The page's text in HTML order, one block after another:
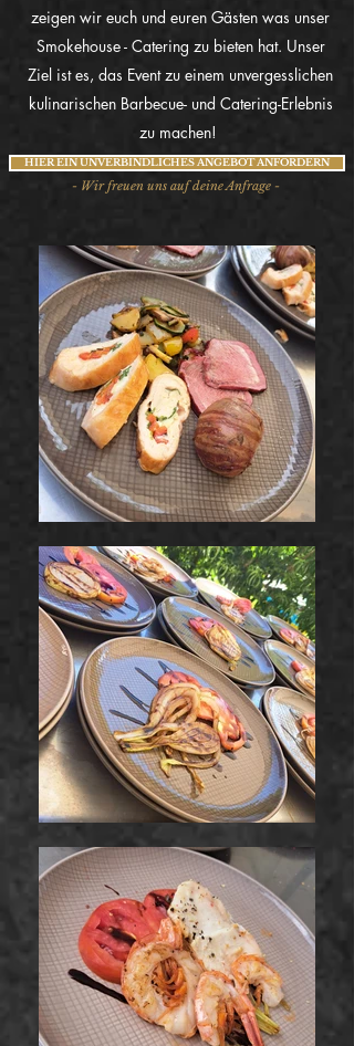
zeigen wir euch und euren Gästen was unser
Smokehouse - Catering zu bieten hat. Unser
Ziel ist es, das Event zu einem unvergesslichen
kulinarischen Barbecue- und Catering-Erlebnis
zu machen!
HIER EIN UNVERBINDLICHES ANGEBOT ANFORDERN
- Wir freuen uns auf deine Anfrage -